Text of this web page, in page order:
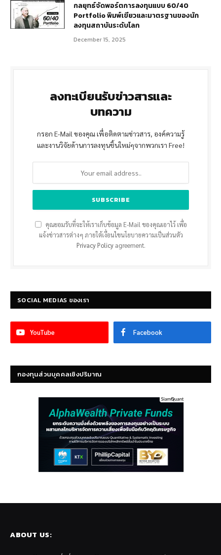
กลยุทธ์จัดพอร์ตการลงทุนแบบ 60/40
Portfolio พิมพ์เขียวและมาตรฐานของนัก
ลงทุนสถาบันระดับโลก
December 15, 2025
ลงทะเบียนรับข่าวสารและ
บทความ
กรอก E-Mail ของคุณ เพื่อติดตามข่าวสาร, องค์ความรู้
และงานวิจัยด้านการลงทุนชิ้นใหม่ๆจากพวกเรา Free!
คุณยอมรับที่จะให้เราเก็บข้อมูล E-Mail ของคุณเอาไว้ เพื่อ
แจ้งข่าวสารต่างๆ ภายใต้เงื่อนไขนโยบายความเป็นส่วนตัว
Privacy Policyagreement.
SOCIAL MEDIAS ของเรา
YouTube Facebook
กองทุนส่วนบุคคลเชิงปริมาณ
ABOUT US: